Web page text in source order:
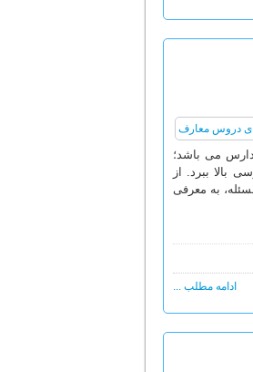
می باشد؛
ببرد. از
به معرفی
ادامه مطلب ...